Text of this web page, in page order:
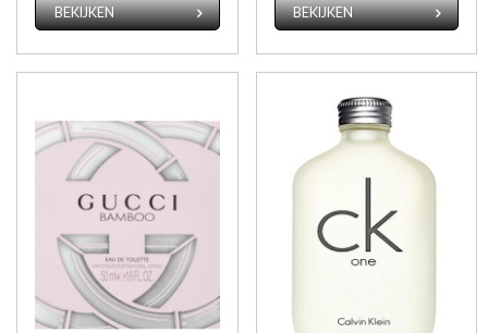
BEKIJKEN BEKIJKEN